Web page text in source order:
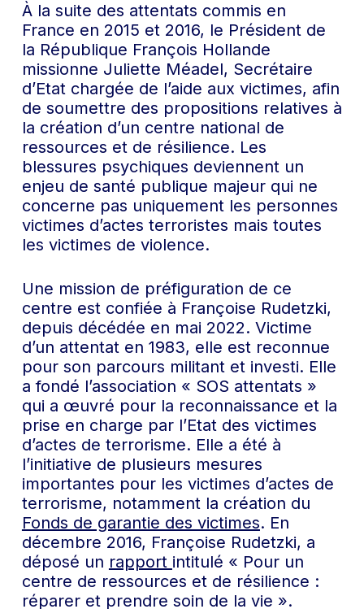
À la suite des attentats commis en
France en 2015 et 2016, le Président de
la République François Hollande
missionne Juliette Méadel, Secrétaire
d’Etat chargée de l’aide aux victimes, afin
de soumettre des propositions relatives à
la création d’un centre national de
ressources et de résilience. Les
blessures psychiques deviennent un
enjeu de santé publique majeur qui ne
concerne pas uniquement les personnes
victimes d’actes terroristes mais toutes
les victimes de violence.
Une mission de préfiguration de ce
centre est confiée à Françoise Rudetzki,
depuis décédée en mai 2022. Victime
d’un attentat en 1983, elle est reconnue
pour son parcours militant et investi. Elle
a fondé l’association « SOS attentats »
qui a œuvré pour la reconnaissance et la
prise en charge par l’Etat des victimes
d’actes de terrorisme. Elle a été à
l’initiative de plusieurs mesures
importantes pour les victimes d’actes de
terrorisme, notamment la création du
Fonds de garantie des victimes. En
décembre 2016, Françoise Rudetzki, a
déposé un rapport intitulé « Pour un
centre de ressources et de résilience :
réparer et prendre soin de la vie ».